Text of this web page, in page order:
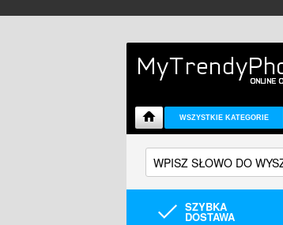
WSZYSTKIE KATEGORIE
SZYBKA
DOSTAWA